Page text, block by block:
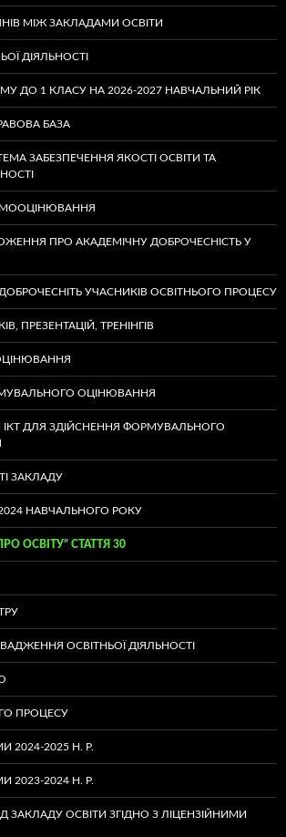
МІЖ ЗАКЛАДАМИ ОСВІТИ
ДІЯЛЬНОСТІ
ДО 1 КЛАСУ НА 2026-2027 НАВЧАЛЬНИЙ РІК
БАЗА
ЗАБЕЗПЕЧЕННЯ ЯКОСТІ ОСВІТИ ТА
ПРО АКАДЕМІЧНУ ДОБРОЧЕСНІСТЬ У
УЧАСНИКІВ ОСВІТНЬОГО ПРОЦЕСУ
ПРЕЗЕНТАЦІЙ, ТРЕНІНГІВ
ОЦІНЮВАННЯ
ІКТ ДЛЯ ЗДІЙСНЕННЯ ФОРМУВАЛЬНОГО
ЗАКЛАДУ
НАВЧАЛЬНОГО РОКУ
ОСВІТУ” СТАТТЯ 30
ОСВІТНЬОЇ ДІЯЛЬНОСТІ
ПРОЦЕСУ
2024-2025 Н. Р.
2023-2024 Н. Р.
ЗАКЛАДУ ОСВІТИ ЗГІДНО З ЛІЦЕНЗІЙНИМИ